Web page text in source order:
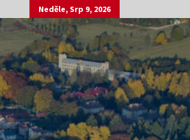
Neděle, Srp 9, 2026